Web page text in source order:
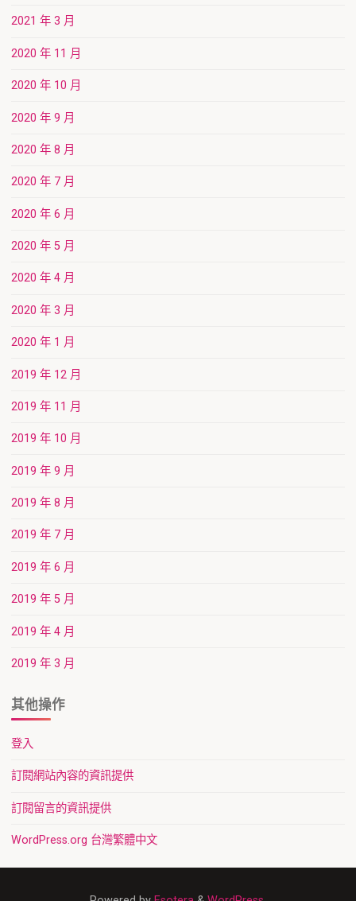
2021 年 3 月
2020 年 11 月
2020 年 10 月
2020 年 9 月
2020 年 8 月
2020 年 7 月
2020 年 6 月
2020 年 5 月
2020 年 4 月
2020 年 3 月
2020 年 1 月
2019 年 12 月
2019 年 11 月
2019 年 10 月
2019 年 9 月
2019 年 8 月
2019 年 7 月
2019 年 6 月
2019 年 5 月
2019 年 4 月
2019 年 3 月
其他操作
登入
訂閱網站內容的資訊提供
訂閱留言的資訊提供
WordPress.org 台灣繁體中文